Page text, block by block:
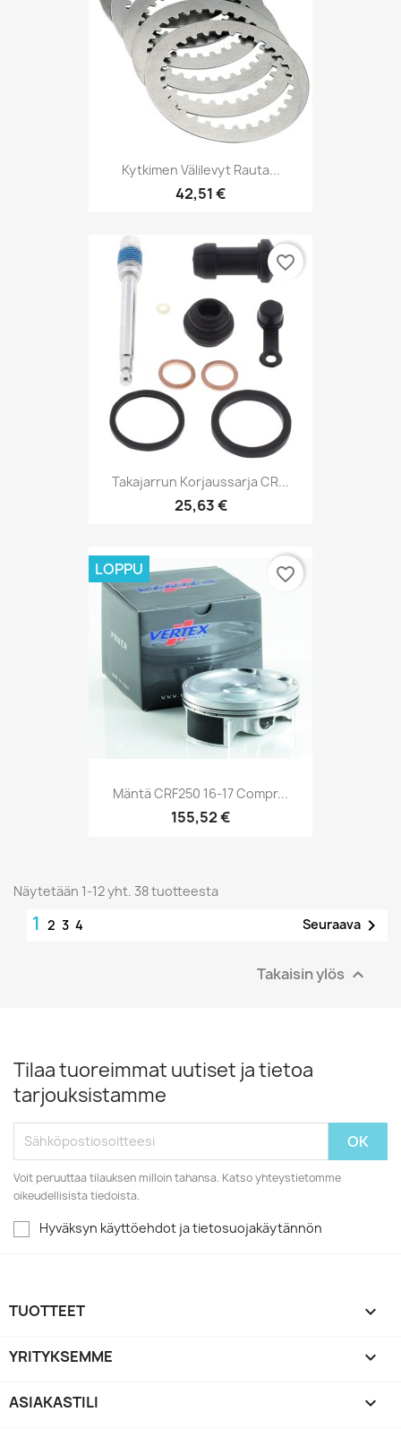
Kytkimen Välilevyt Rauta...
42,51 €
Takajarrun Korjaussarja CR...
25,63 €
favorite_border
Mäntä CRF250 16-17 Compr...
155,52 €
LOPPU favorite_border
Näytetään 1-12 yht. 38 tuotteesta
1 2 3 4 Seuraava 
Takaisin ylös 
Tilaa tuoreimmat uutiset ja tietoa
tarjouksistamme
Voit peruuttaa tilauksen milloin tahansa. Katso yhteystietomme
oikeudellisista tiedoista.
Hyväksyn käyttöehdot ja tietosuojakäytännön
TUOTTEET 
YRITYKSEMME 
ASIAKASTILI 